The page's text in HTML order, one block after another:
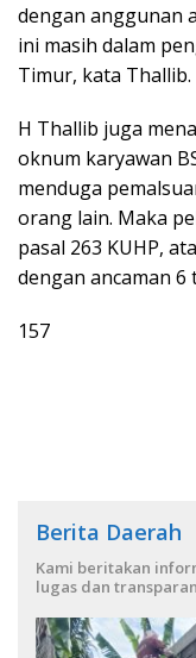
dengan anggunan
ini masih dalam
Timur, kata Thallib.
H Thallib juga
oknum karyawan
menduga
orang lain. Maka
pasal 263 KUHP,
dengan ancaman
157
Berita Daerah
Kami beritakan
lugas dan transparan